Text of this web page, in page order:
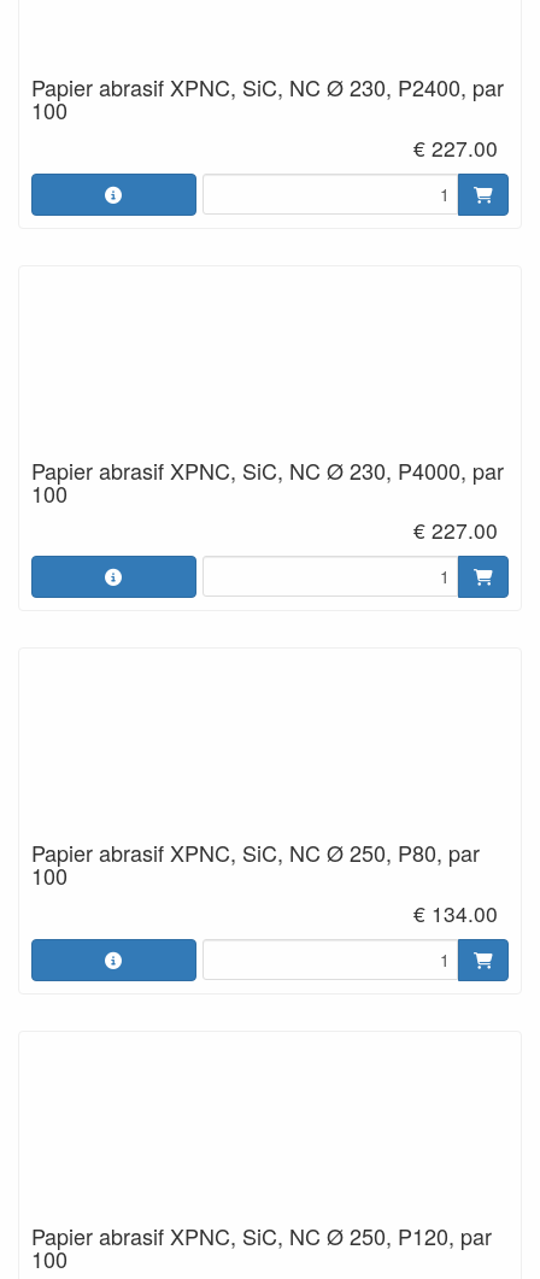
Papier abrasif XPNC, SiC, NC Ø 230, P2400, par
100
€ 227.00
Papier abrasif XPNC, SiC, NC Ø 230, P4000, par
100
€ 227.00
Papier abrasif XPNC, SiC, NC Ø 250, P80, par
100
€ 134.00
Papier abrasif XPNC, SiC, NC Ø 250, P120, par
100